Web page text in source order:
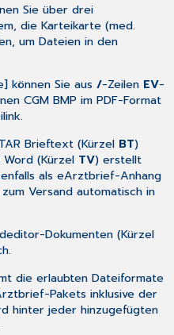
Sie über drei
die Karteikarte (med.
um Dateien in den
können Sie aus/-Zeilen EV-
CGM BMP im PDF-Format
Brieftext (Kürzel BT)
(Kürzel TV) erstellt
als eArztbrief-Anhang
Versand automatisch in
Dokumenten (Kürzel
die erlaubten Dateiformate
Pakets inklusive der
hinter jeder hinzugefügten